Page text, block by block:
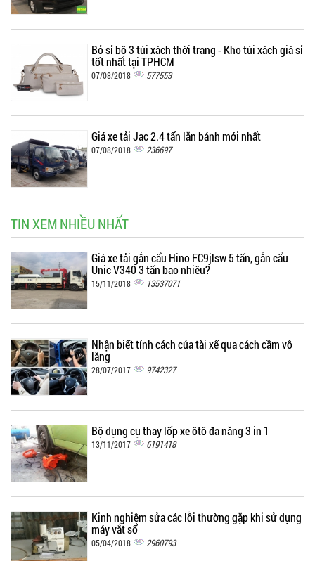
Bỏ sỉ bộ 3 túi xách thời trang - Kho túi xách giá sỉ
tốt nhất tại TPHCM
07/08/2018 577553
Giá xe tải Jac 2.4 tấn lăn bánh mới nhất
07/08/2018 236697
TIN XEM NHIỀU NHẤT
Giá xe tải gắn cẩu Hino FC9jlsw 5 tấn, gắn cẩu
Unic V340 3 tấn bao nhiêu?
15/11/2018 13537071
Nhận biết tính cách của tài xế qua cách cầm vô
lăng
28/07/2017 9742327
Bộ dụng cụ thay lốp xe ôtô đa năng 3 in 1
13/11/2017 6191418
Kinh nghiệm sửa các lỗi thường gặp khi sử dụng
máy vắt sổ
05/04/2018 2960793